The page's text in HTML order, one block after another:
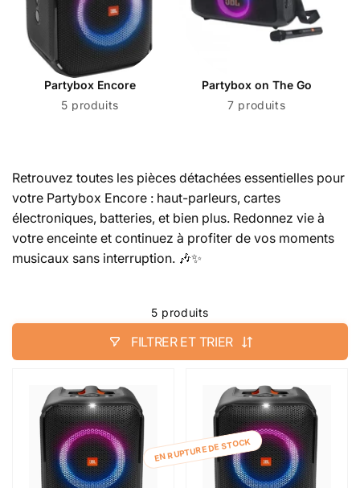
Partybox Encore
5 produits
Partybox on The Go
7 produits
Retrouvez toutes les pièces détachées essentielles pour
votre Partybox Encore : haut-parleurs, cartes
électroniques, batteries, et bien plus. Redonnez vie à
votre enceinte et continuez à profiter de vos moments
musicaux sans interruption. 🎶✨
5 produits
FILTRER ET TRIER
EN RUPTURE DE STOCK